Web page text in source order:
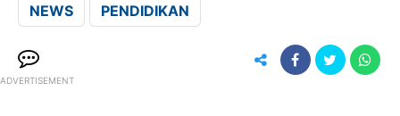
NEWS PENDIDIKAN
ADVERTISEMENT